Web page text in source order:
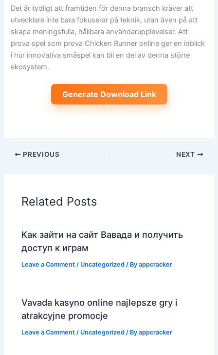
Det är tydligt att framtiden för denna bransch kräver att
utvecklare inte bara fokuserar på teknik, utan även på att
skapa meningsfulla, hållbara användarupplevelser. Att
prova spel som prova Chicken Runner online ger en inblick
i hur innovativa småspel kan bli en del av denna större
ekosystem.
Generate Download Link
PREVIOUS NEXT
Related Posts
Как зайти на сайт Вавада и получить
доступ к играм
Leave a Comment / Uncategorized / Byappcracker
Vavada kasyno online najlepsze gry i
atrakcyjne promocje
Leave a Comment / Uncategorized / Byappcracker